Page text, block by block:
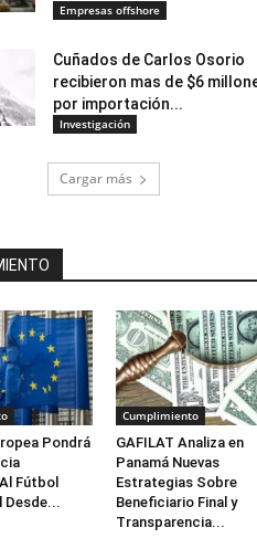
Empresas offshore
Cuñados de Carlos Osorio
recibieron mas de $6
por importación...
Investigación
Cargar más
Pondrá
Fútbol
Desde...
Cumplimiento
GAFILAT Analiza en
Panamá Nuevas
Estrategias Sobre
Beneficiario Final y
Transparencia...